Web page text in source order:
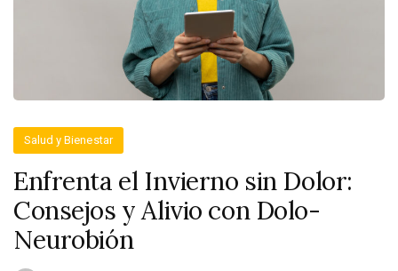
Salud y Bienestar
Enfrenta el Invierno sin Dolor:
Consejos y Alivio con Dolo-
Neurobión